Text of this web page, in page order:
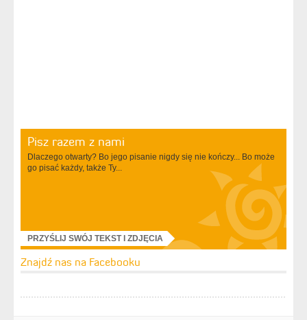
Pisz razem z nami
Dlaczego otwarty? Bo jego pisanie nigdy się nie kończy... Bo może
go pisać każdy, także Ty...
PRZYŚLIJ SWÓJ TEKST I ZDJĘCIA
Znajdź nas na Facebooku